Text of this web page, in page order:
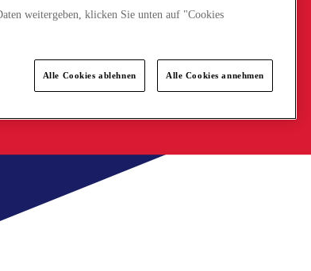
weitergeben, klicken Sie unten auf "Cookies
Alle Cookies ablehnen Alle Cookies annehmen